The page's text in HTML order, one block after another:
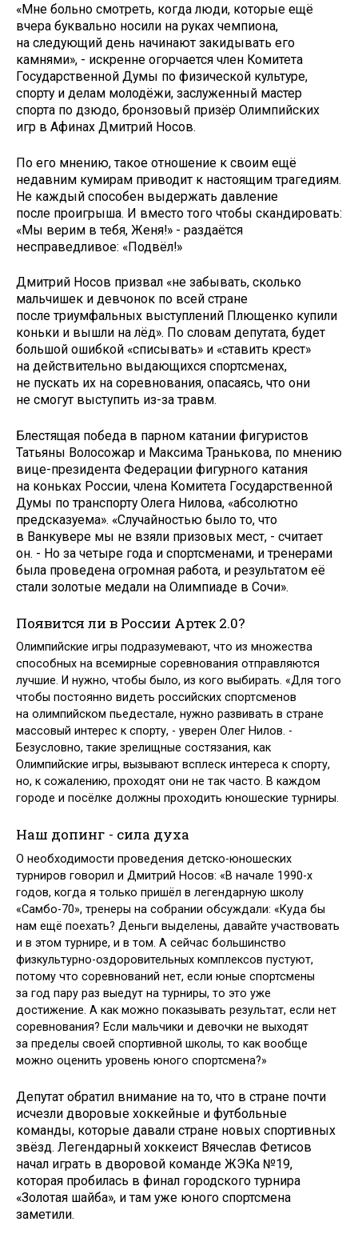
«Мне больно смотреть, когда люди, которые ещё
вчера буквально носили на руках чемпиона,
на следующий день начинают закидывать его
камнями», - искренне огорчается член Комитета
Государственной Думы по физической культуре,
спорту и делам молодёжи, заслуженный мастер
спорта по дзюдо, бронзовый призёр Олимпийских
игр в Афинах Дмитрий Носов.
По его мнению, такое отношение к своим ещё
недавним кумирам приводит к настоящим трагедиям.
Не каждый способен выдержать давление
после проигрыша. И вместо того чтобы скандировать:
«Мы верим в тебя, Женя!» - раздаётся
несправедливое: «Подвёл!»
Дмитрий Носов призвал «не забывать, сколько
мальчишек и девчонок по всей стране
после триумфальных выступлений Плющенко купили
коньки и вышли на лёд». По словам депутата, будет
большой ошибкой «списывать» и «ставить крест»
на действительно выдающихся спортсменах,
не пускать их на соревнования, опасаясь, что они
не смогут выступить из-за травм.
Блестящая победа в парном катании фигуристов
Татьяны Волосожар и Максима Транькова, по мнению
вице-президента Федерации фигурного катания
на коньках России, члена Комитета Государственной
Думы по транспорту Олега Нилова, «абсолютно
предсказуема». «Случайностью было то, что
в Ванкувере мы не взяли призовых мест, - считает
он. - Но за четыре года и спортсменами, и тренерами
была проведена огромная работа, и результатом её
стали золотые медали на Олимпиаде в Сочи».
Появится ли в России Артек 2.0?
Олимпийские игры подразумевают, что из множества
способных на всемирные соревнования отправляются
лучшие. И нужно, чтобы было, из кого выбирать. «Для того
чтобы постоянно видеть российских спорт­сменов
на олимпийском пьедестале, нужно развивать в стране
массовый интерес к спорту, - уверен Олег Нилов. -
Безусловно, такие зрелищные состязания, как
Олимпийские игры, вызывают всплеск интереса к спорту,
но, к сожалению, проходят они не так часто. В каждом
городе и посёлке должны проходить юношеские турниры.
Наш допинг - сила духа
О необходимости проведения детско-юношеских
турниров говорил и Дмитрий Носов: «В начале 1990-х
годов, когда я только пришёл в легендарную школу
«Самбо-70», тренеры на собрании обсуждали: «Куда бы
нам ещё поехать? Деньги выделены, давайте участвовать
и в этом турнире, и в том. А сейчас большинство
физкультурно-оздоровительных комплексов пустуют,
потому что соревнований нет, если юные спортсмены
за год пару раз выедут на турниры, то это уже
достижение. А как можно показывать результат, если нет
соревнования? Если мальчики и девочки не выходят
за пределы своей спортивной школы, то как вообще
можно оценить уровень юного спортсмена?»
Депутат обратил внимание на то, что в стране почти
исчезли дворовые хоккейные и футбольные
команды, которые давали стране новых спортивных
звёзд. Легендарный хоккеист Вячеслав Фетисов
начал играть в дворовой команде ЖЭКа №19,
которая пробилась в финал городского турнира
«Золотая шайба», и там уже юного спортсмена
заметили.